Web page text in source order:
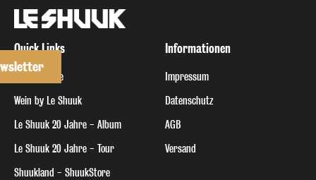
Quick Links
Merchandise
Wein by Le Shuuk
Le Shuuk 20 Jahre - Album
Le Shuuk 20 Jahre - Tour
Shuukland - ShuukStore
Informationen
Impressum
Datenschutz
AGB
Versand